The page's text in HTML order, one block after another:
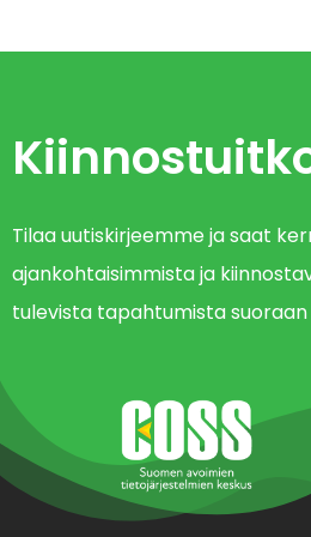
Tilaa uutiskirjeemme ja saat
ajankohtaisimmista ja
tulevista tapahtumista suoraan